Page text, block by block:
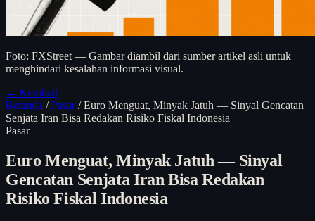
Foto: FXStreet — Gambar diambil dari sumber artikel asli untuk
menghindari kesalahan informasi visual.
← Kembali
Beranda / Pasar/ Euro Menguat, Minyak Jatuh — Sinyal Gencatan
Senjata Iran Bisa Redakan Risiko Fiskal Indonesia
Pasar
Euro Menguat, Minyak Jatuh — Sinyal
Gencatan Senjata Iran Bisa Redakan
Risiko Fiskal Indonesia